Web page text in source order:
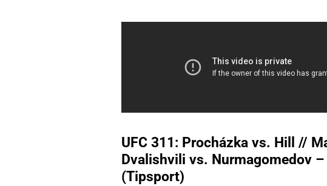
UFC 311: Procházka vs. Hill //
Dvalishvili vs. Nurmagomedov
(Tipsport)